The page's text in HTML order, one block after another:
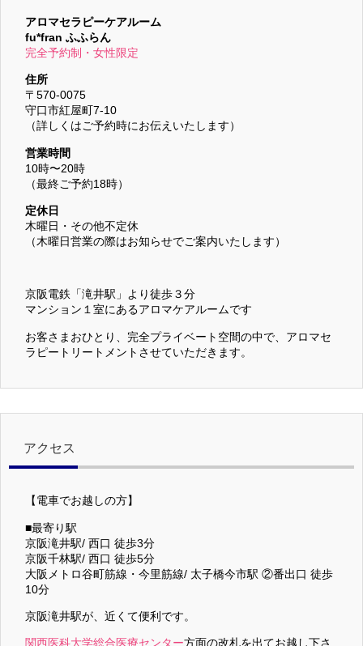
アロマセラピーケアルーム
fu*fran ふふらん
完全予約制・女性限定
住所
〒570-0075
守口市紅屋町7-10
（詳しくはご予約時にお伝えいたします）
営業時間
10時〜20時
（最終ご予約18時）
定休日
木曜日・その他不定休
（木曜日営業の際はお知らせでご案内いたします）
京阪電鉄「滝井駅」より徒歩３分
マンション１室にあるアロマケアルームです
お客さまおひとり、完全プライベート空間の中で、アロマセ
ラピートリートメントさせていただきます。
アクセス
【電車でお越しの方】
■最寄り駅
京阪滝井駅/ 西口 徒歩3分
京阪千林駅/ 西口 徒歩5分
大阪メトロ谷町筋線・今里筋線/ 太子橋今市駅 ②番出口 徒歩
10分
京阪滝井駅が、近くて便利です。
関西医科大学総合医療センター方面の改札を出てお越し下さ